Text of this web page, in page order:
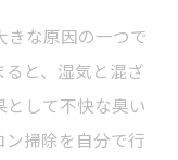
きな原因の一つで
と、湿気と混ざ
として不快な臭い
掃除を自分で行